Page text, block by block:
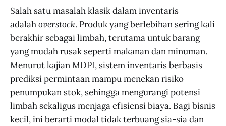
Salah satu masalah klasik dalam inventaris
adalahoverstock. Produk yang berlebihan sering kali
berakhir sebagai limbah, terutama untuk barang
yang mudah rusak seperti makanan dan minuman.
Menurut kajian MDPI, sistem inventaris berbasis
prediksi permintaan mampu menekan risiko
penumpukan stok, sehingga mengurangi potensi
limbah sekaligus menjaga efisiensi biaya. Bagi bisnis
kecil, ini berarti modal tidak terbuang sia-sia dan